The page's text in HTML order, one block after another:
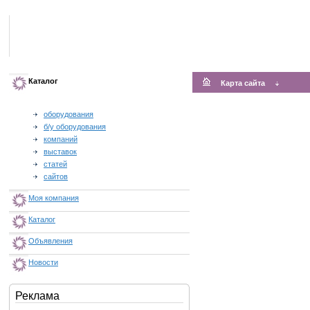
Каталог
оборудования
б/у оборудования
компаний
выставок
статей
сайтов
Моя компания
Каталог
Объявления
Новости
Реклама
Карта сайта